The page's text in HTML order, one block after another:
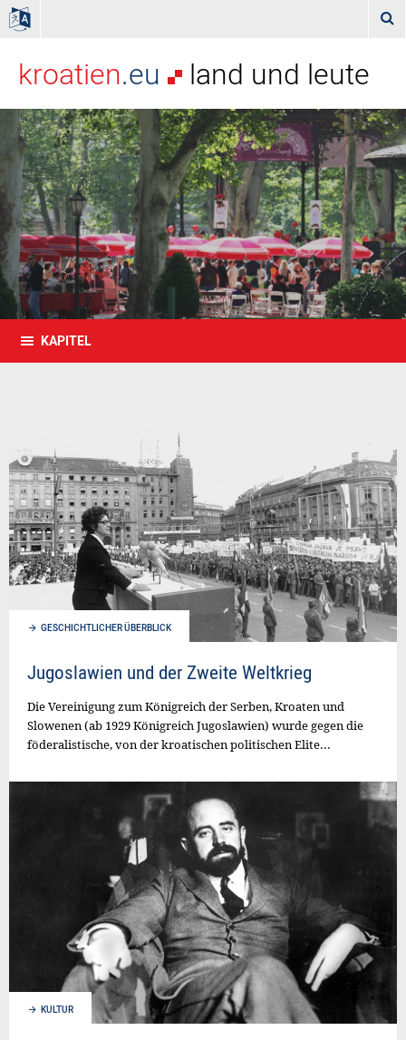
kroatien.eu land und leute

KAPITEL
GESCHICHTLICHER ÜBERBLICK
Jugoslawien und der Zweite Weltkrieg
Die Vereinigung zum Königreich der Serben, Kroaten und
Slowenen (ab 1929 Königreich Jugoslawien) wurde gegen die
föderalistische, von der kroatischen politischen Elite...
KULTUR